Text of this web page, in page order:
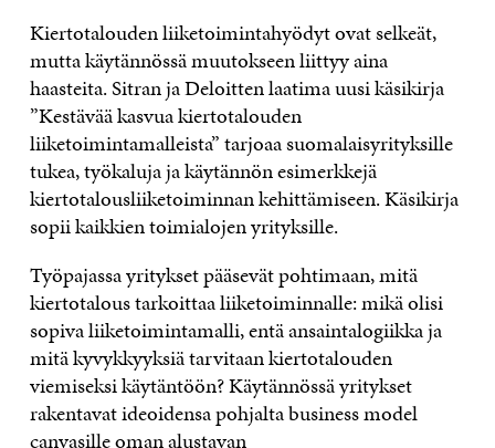
Kiertotalouden liiketoimintahyödyt ovat selkeät,
mutta käytännössä muutokseen liittyy aina
haasteita. Sitran ja Deloitten laatima uusi käsikirja
”Kestävää kasvua kiertotalouden
liiketoimintamalleista” tarjoaa suomalaisyrityksille
tukea, työkaluja ja käytännön esimerkkejä
kiertotalousliiketoiminnan kehittämiseen. Käsikirja
sopii kaikkien toimialojen yrityksille.
Työpajassa yritykset pääsevät pohtimaan, mitä
kiertotalous tarkoittaa liiketoiminnalle: mikä olisi
sopiva liiketoimintamalli, entä ansaintalogiikka ja
mitä kyvykkyyksiä tarvitaan kiertotalouden
viemiseksi käytäntöön? Käytännössä yritykset
rakentavat ideoidensa pohjalta business model
canvasille oman alustavan